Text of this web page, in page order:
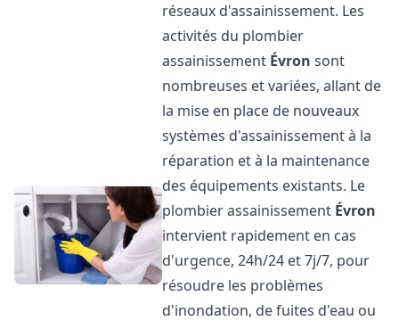
réseaux d'assainissement. Les
activités du plombier
assainissement Évron sont
nombreuses et variées, allant de
la mise en place de nouveaux
systèmes d'assainissement à la
réparation et à la maintenance
des équipements existants. Le
plombier assainissement Évron
intervient rapidement en cas
d'urgence, 24h/24 et 7j/7, pour
résoudre les problèmes
d'inondation, de fuites d'eau ou